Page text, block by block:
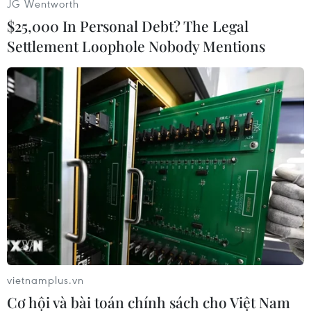
#Giá vàng #Thị trường thế giới
#Tài chính suy yếu
#Giao dịch
Theo dõi VietnamPlus
JG Wentworth
$25,000 In Personal Debt? The Legal
Settlement Loophole Nobody Mentions
vietnamplus.vn
Cơ hội và bài toán chính sách cho Việt Nam